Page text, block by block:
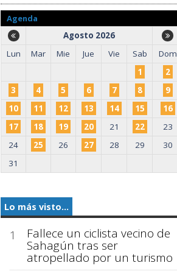
Agenda
Agosto 2026
Lun
Mar Mie Jue Vie Sab
Dom
1
2
3
4 5 6 7 8
9
10
11 12 13 14 15
16
17
18 19 20 21 22
23
24
25 26 27 28 29
30
31
Lo más visto...
1 Fallece un ciclista vecino de
Sahagún tras ser
atropellado por un turismo